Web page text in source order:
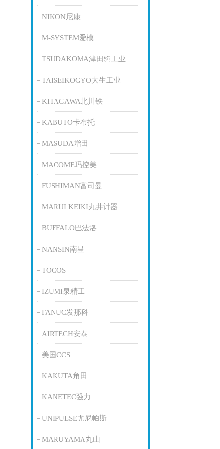
NIKON尼康
M-SYSTEM爱模
TSUDAKOMA津田驹工业
TAISEIKOGYO大生工业
KITAGAWA北川铁
KABUTO卡布托
MASUDA增田
MACOME玛控美
FUSHIMAN富司曼
MARUI KEIKI丸井计器
BUFFALO巴法洛
NANSIN南星
TOCOS
IZUMI泉精工
FANUC发那科
AIRTECH安泰
美国CCS
KAKUTA角田
KANETEC强力
UNIPULSE尤尼帕斯
MARUYAMA丸山